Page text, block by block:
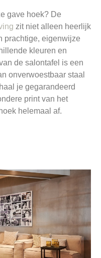
gave hoek? De
zit niet alleen heerlijk
prachtige, eigenwijze
kleuren en
de salontafel is een
onverwoestbaar staal
je gegarandeerd
print van het
helemaal af.